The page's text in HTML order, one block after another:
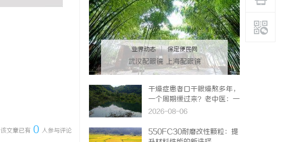
该文章已有 0 人参与评论
业界动态 | 保定便民网
武汉配眼镜 上海配眼镜
干燥症患者口干眼燥熬多年，
一个周期缓过来？老中医：一
张辨证方对症，身体找回津液
2026-08-06
550FC30耐磨改性颗粒：提